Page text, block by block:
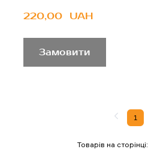
220,00  UAH
Замовити
Товарів на сторінці:
1